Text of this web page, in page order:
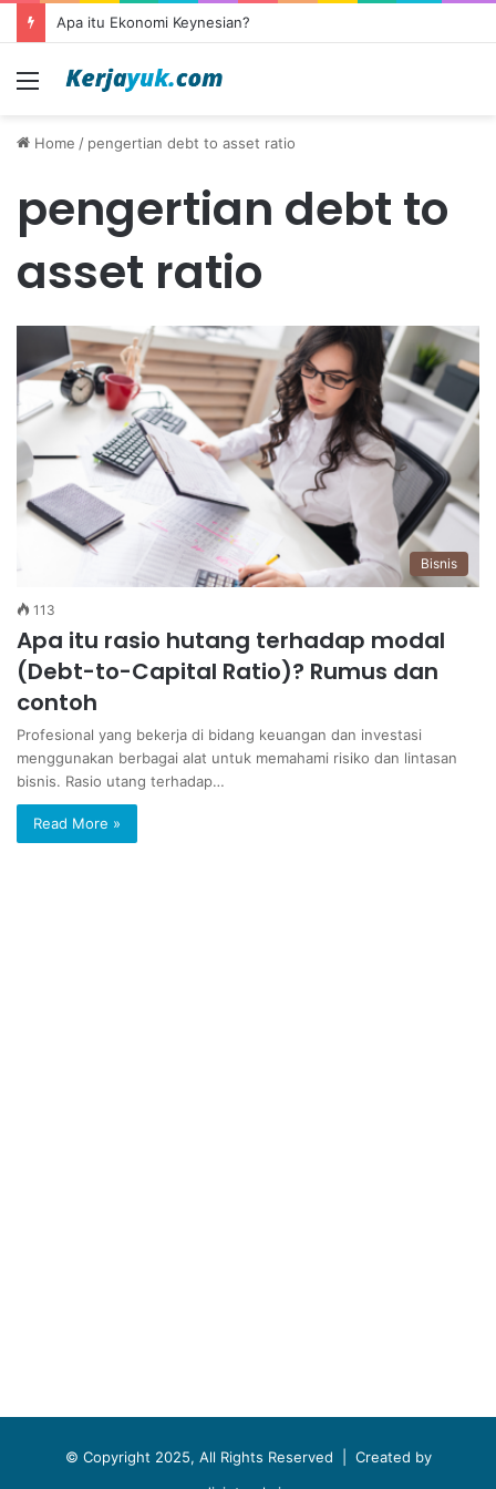
Apa itu Ekonomi Keynesian?
Menu
Home / pengertian debt to asset ratio
pengertian debt to
asset ratio
Bisnis
113
Apa itu rasio hutang terhadap modal
(Debt-to-Capital Ratio)? Rumus dan
contoh
Profesional yang bekerja di bidang keuangan dan investasi
menggunakan berbagai alat untuk memahami risiko dan lintasan
bisnis. Rasio utang terhadap…
Read More »
© Copyright 2025, All Rights Reserved | Created by